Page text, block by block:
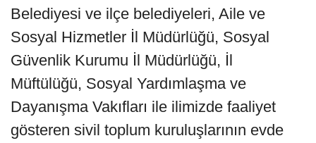
Belediyesi ve ilçe belediyeleri, Aile ve
Sosyal Hizmetler İl Müdürlüğü, Sosyal
Güvenlik Kurumu İl Müdürlüğü, İl
Müftülüğü, Sosyal Yardımlaşma ve
Dayanışma Vakıfları ile ilimizde faaliyet
gösteren sivil toplum kuruluşlarının evde